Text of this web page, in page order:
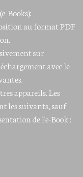
Books):
au format PDF
sur
avec le
appareils. Les
les suivants, sauf
de l'e-Book :